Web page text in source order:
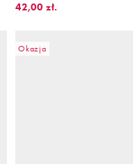
42,00 zł.
Okazja